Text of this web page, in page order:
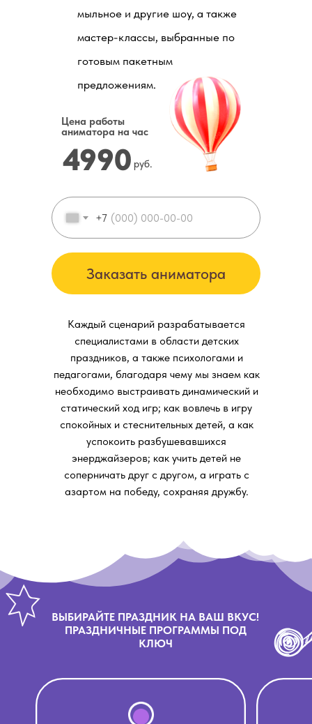
Цена работы
аниматора на час
4990 руб.
+7
Заказать аниматора
Каждый сценарий разрабатывается
специалистами в области детских
праздников, а также психологами и
педагогами, благодаря чему мы знаем как
необходимо выстраивать динамический и
статический ход игр; как вовлечь в игру
спокойных и стеснительных детей, а как
успокоить разбушевавшихся
энерджайзеров; как учить детей не
соперничать друг с другом, а играть с
азартом на победу, сохраняя дружбу.
мыльное и другие шоу, а также
мастер-классы, выбранные по
готовым пакетным
предложениям.
ВЫБИРАЙТЕ ПРАЗДНИК НА ВАШ ВКУС!
ПРАЗДНИЧНЫЕ ПРОГРАММЫ ПОД
КЛЮЧ